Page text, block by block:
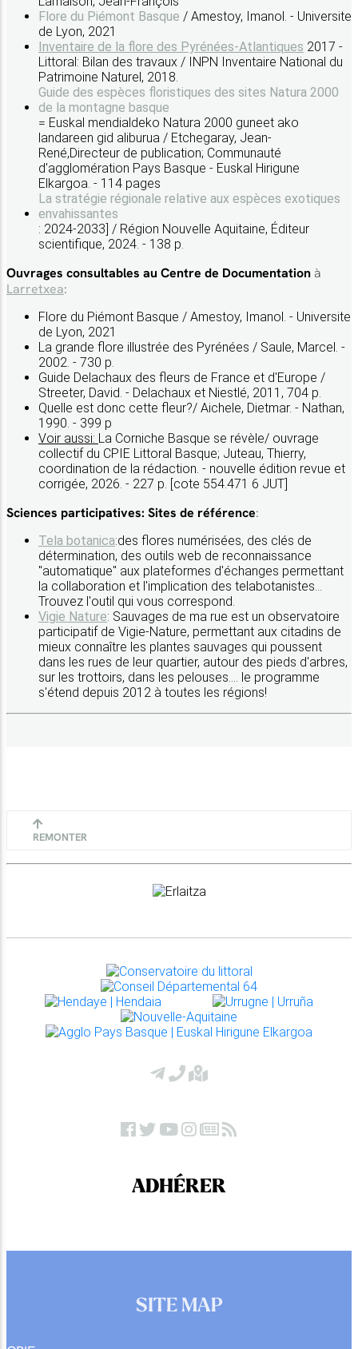
Flore du Piémont Basque / Amestoy, Imanol. - Universite
de Lyon, 2021
Inventaire de la flore des Pyrénées-Atlantiques 2017 -
Littoral: Bilan des travaux / INPN Inventaire National du
Patrimoine Naturel, 2018.
Guide des espèces floristiques des sites Natura 2000
de la montagne basque
= Euskal mendialdeko Natura 2000 guneet ako
landareen gid aliburua / Etchegaray, Jean-
René,Directeur de publication; Communauté
d'agglomération Pays Basque - Euskal Hirigune
Elkargoa. - 114 pages
La stratégie régionale relative aux espèces exotiques
envahissantes
: 2024-2033] / Région Nouvelle Aquitaine, Éditeur
scientifique, 2024. - 138 p.
Ouvrages consultables au Centre de Documentation à
Larretxea:
Flore du Piémont Basque / Amestoy, Imanol. - Universite
de Lyon, 2021
La grande flore illustrée des Pyrénées / Saule, Marcel. -
2002. - 730 p.
Guide Delachaux des fleurs de France et d'Europe /
Streeter, David. - Delachaux et Niestlé, 2011, 704 p.
Quelle est donc cette fleur?/ Aichele, Dietmar. - Nathan,
1990. - 399 p
Voir aussi: La Corniche Basque se révèle/ ouvrage
collectif du CPIE Littoral Basque; Juteau, Thierry,
coordination de la rédaction. - nouvelle édition revue et
corrigée, 2026. - 227 p. [cote 554.471 6 JUT]
Sciences participatives: Sites de référence:
Tela botanica:des flores numérisées, des clés de
détermination, des outils web de reconnaissance
"automatique" aux plateformes d'échanges permettant
la collaboration et l'implication des telabotanistes...
Trouvez l'outil qui vous correspond.
Vigie Nature: Sauvages de ma rue est un observatoire
participatif de Vigie-Nature, permettant aux citadins de
mieux connaître les plantes sauvages qui poussent
dans les rues de leur quartier, autour des pieds d'arbres,
sur les trottoirs, dans les pelouses.... le programme
s'étend depuis 2012 à toutes les régions!
REMONTER
ADHÉRER
SITE MAP